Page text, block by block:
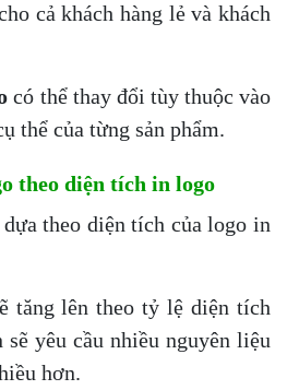
cả khách hàng lẻ và khách
có thể thay đổi tùy thuộc vào
thể của từng sản phẩm.
theo diện tích in logo
theo diện tích của logo in
tăng lên theo tỷ lệ diện tích
yêu cầu nhiều nguyên liệu
hơn.